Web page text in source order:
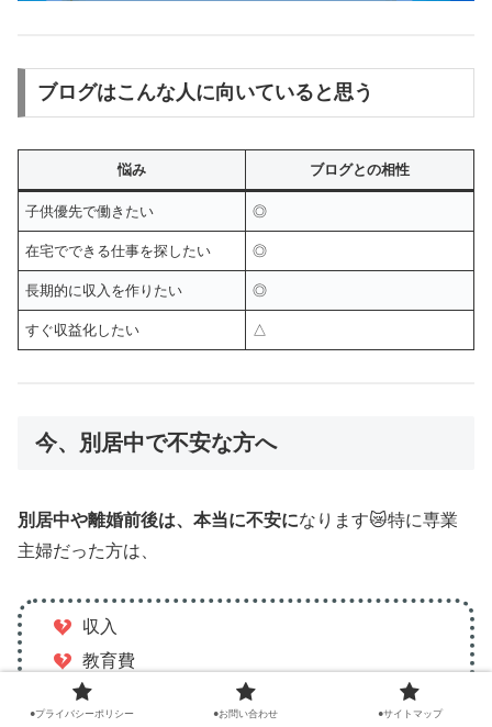
ブログはこんな人に向いていると思う
悩み ブログとの相性
子供優先で働きたい ◎
在宅でできる仕事を探したい ◎
長期的に収入を作りたい ◎
すぐ収益化したい △
今、別居中で不安な方へ
別居中や離婚前後は、本当に不安になります😿特に専業
主婦だった方は、
収入
教育費
働き方
●プライバシーポリシー ●お問い合わせ ●サイトマップ